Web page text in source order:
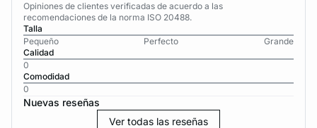
Opiniones de clientes verificadas de acuerdo a las
recomendaciones de la norma ISO 20488.
Talla
Pequeño
Perfecto
Grande
Calidad
0
Comodidad
0
Nuevas reseñas
Ver todas las reseñas